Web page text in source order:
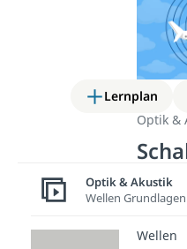
Lernplan
Optik &
zum
Optik & Akustik
Wellen Grundlagen
Wellen